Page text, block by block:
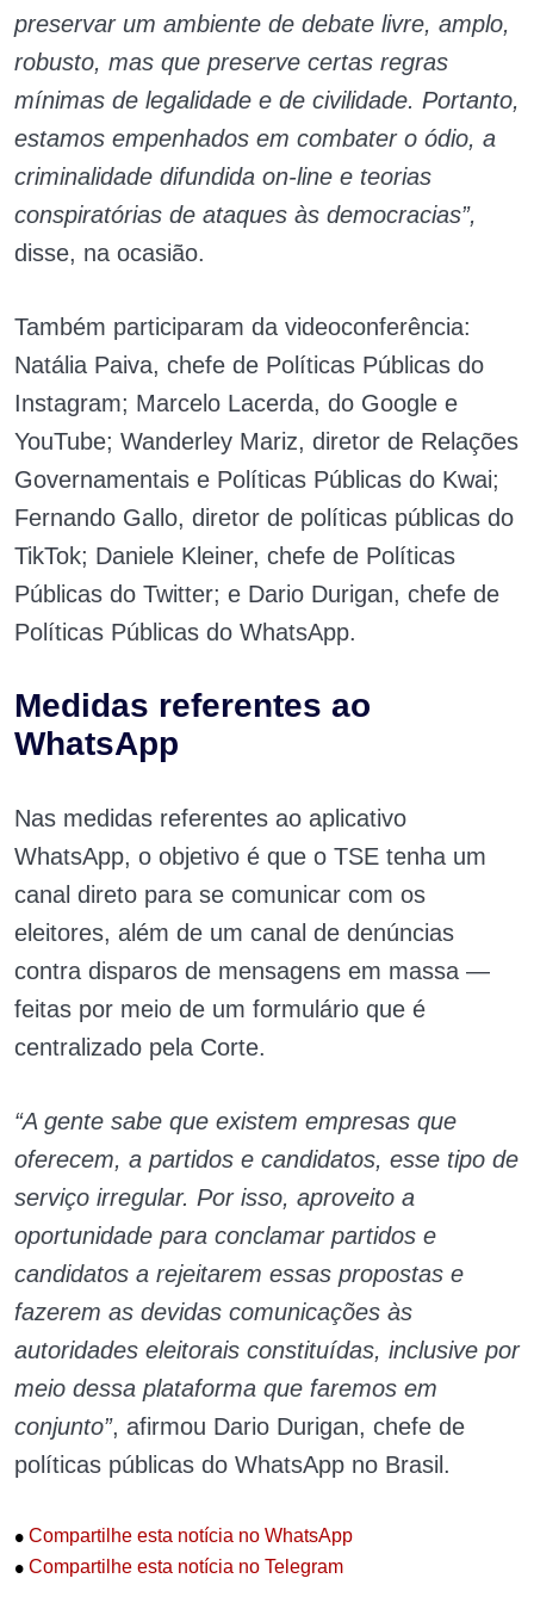
preservar um ambiente de debate livre, amplo,
robusto, mas que preserve certas regras
mínimas de legalidade e de civilidade. Portanto,
estamos empenhados em combater o ódio, a
criminalidade difundida on-line e teorias
conspiratórias de ataques às democracias”,
disse, na ocasião.
Também participaram da videoconferência:
Natália Paiva, chefe de Políticas Públicas do
Instagram; Marcelo Lacerda, do Google e
YouTube; Wanderley Mariz, diretor de Relações
Governamentais e Políticas Públicas do Kwai;
Fernando Gallo, diretor de políticas públicas do
TikTok; Daniele Kleiner, chefe de Políticas
Públicas do Twitter; e Dario Durigan, chefe de
Políticas Públicas do WhatsApp.
Medidas referentes ao
WhatsApp
Nas medidas referentes ao aplicativo
WhatsApp, o objetivo é que o TSE tenha um
canal direto para se comunicar com os
eleitores, além de um canal de denúncias
contra disparos de mensagens em massa —
feitas por meio de um formulário que é
centralizado pela Corte.
“A gente sabe que existem empresas que
oferecem, a partidos e candidatos, esse tipo de
serviço irregular. Por isso, aproveito a
oportunidade para conclamar partidos e
candidatos a rejeitarem essas propostas e
fazerem as devidas comunicações às
autoridades eleitorais constituídas, inclusive por
meio dessa plataforma que faremos em
conjunto”, afirmou Dario Durigan, chefe de
políticas públicas do WhatsApp no Brasil.
• Compartilhe esta notícia no WhatsApp
• Compartilhe esta notícia no Telegram